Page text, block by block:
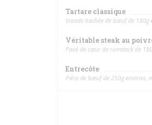
Tartare classique
Viande hachée de bœuf de 180g
Véritable steak au
Pavé de cœur de rumsteck de
Entrecôte
Pièce de bœuf de 250g environ,